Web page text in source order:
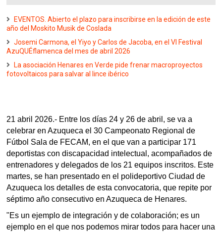
EVENTOS. Abierto el plazo para inscribirse en la edición de este
año del Moskito Musik de Coslada
Josemi Carmona, el Yiyo y Carlos de Jacoba, en el VI Festival
AzuQUÉflamenca del mes de abril 2026
La asociación Henares en Verde pide frenar macroproyectos
fotovoltaicos para salvar al lince ibérico
21 abril 2026.- Entre los días 24 y 26 de abril, se va a
celebrar en Azuqueca el 30 Campeonato Regional de
Fútbol Sala de FECAM, en el que van a participar 171
deportistas con discapacidad intelectual, acompañados de
entrenadores y delegados de los 21 equipos inscritos. Este
martes, se han presentado en el polideportivo Ciudad de
Azuqueca los detalles de esta convocatoria, que repite por
séptimo año consecutivo en Azuqueca de Henares.
"Es un ejemplo de integración y de colaboración; es un
ejemplo en el que nos podemos mirar todos para hacer una